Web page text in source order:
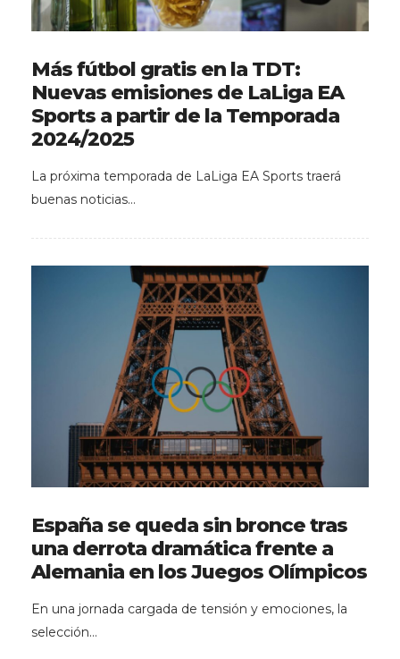
Más fútbol gratis en la TDT:
Nuevas emisiones de LaLiga EA
Sports a partir de la Temporada
2024/2025
La próxima temporada de LaLiga EA Sports traerá
buenas noticias…
España se queda sin bronce tras
una derrota dramática frente a
Alemania en los Juegos Olímpicos
En una jornada cargada de tensión y emociones, la
selección…